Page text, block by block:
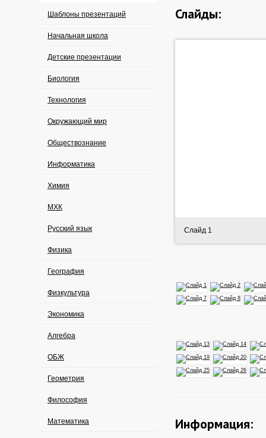
Шаблоны презентаций
Начальная школа
Детские презентации
Биология
Технология
Окружающий мир
Обществознание
Информатика
Химия
МХК
Русский язык
Физика
География
Физкультура
Экономика
Алгебра
ОБЖ
Геометрия
Философия
Математика
Слайды:
Слайд 1
Информация: